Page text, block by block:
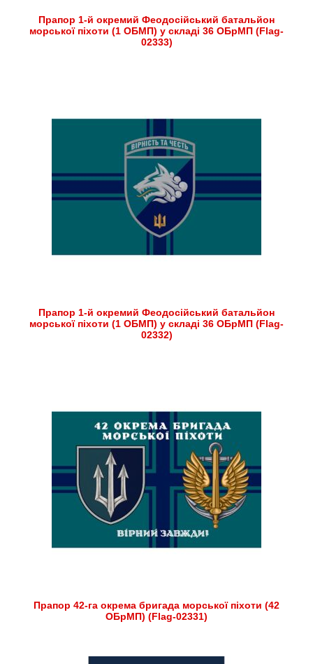
Прапор 1-й окремий Феодосійський батальйон
морської піхоти (1 ОБМП) у складі 36 ОБрМП (Flag-
02333)
Прапор 1-й окремий Феодосійський батальйон
морської піхоти (1 ОБМП) у складі 36 ОБрМП (Flag-
02332)
Прапор 42-га окрема бригада морської піхоти (42
ОБрМП) (Flag-02331)